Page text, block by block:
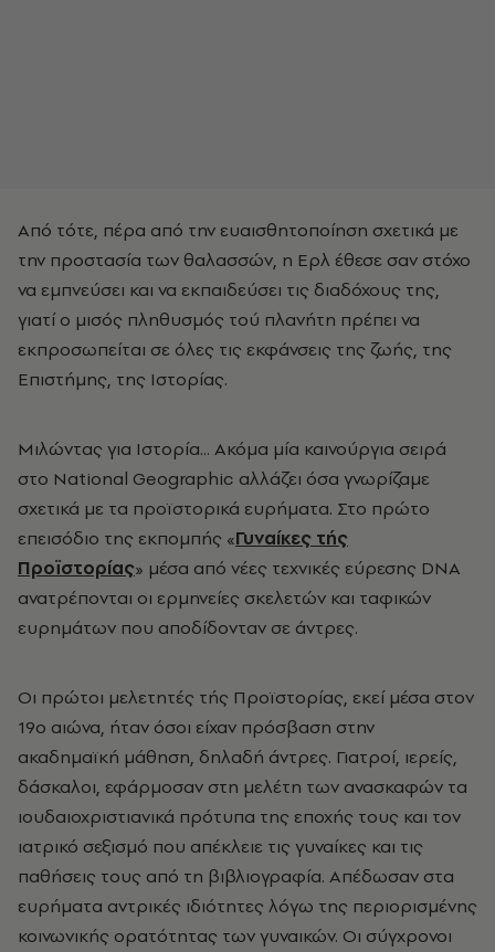
Από τότε, πέρα από την ευαισθητοποίηση σχετικά με
την προστασία των θαλασσών, η Ερλ έθεσε σαν στόχο
να εμπνεύσει και να εκπαιδεύσει τις διαδόχους της,
γιατί ο μισός πληθυσμός τού πλανήτη πρέπει να
εκπροσωπείται σε όλες τις εκφάνσεις της ζωής, της
Επιστήμης, της Ιστορίας.
Μιλώντας για Ιστορία... Ακόμα μία καινούργια σειρά
στο National Geographic αλλάζει όσα γνωρίζαμε
σχετικά με τα προϊστορικά ευρήματα. Στο πρώτο
επεισόδιο της εκπομπής «Γυναίκες τής
Προϊστορίας» μέσα από νέες τεχνικές εύρεσης DNA
ανατρέπονται οι ερμηνείες σκελετών και ταφικών
ευρημάτων που αποδίδονταν σε άντρες.
Οι πρώτοι μελετητές τής Προϊστορίας, εκεί μέσα στον
19ο αιώνα, ήταν όσοι είχαν πρόσβαση στην
ακαδημαϊκή μάθηση, δηλαδή άντρες. Γιατροί, ιερείς,
δάσκαλοι, εφάρμοσαν στη μελέτη των ανασκαφών τα
ιουδαιοχριστιανικά πρότυπα της εποχής τους και τον
ιατρικό σεξισμό που απέκλειε τις γυναίκες και τις
παθήσεις τους από τη βιβλιογραφία. Απέδωσαν στα
ευρήματα αντρικές ιδιότητες λόγω της περιορισμένης
κοινωνικής ορατότητας των γυναικών. Οι σύγχρονοι